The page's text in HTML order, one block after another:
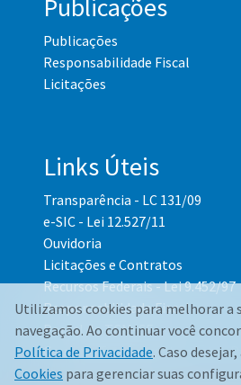
Publicações
Publicações
Responsabilidade Fiscal
Licitações
Links Úteis
Transparência - LC 131/09
e-SIC - Lei 12.527/11
Ouvidoria
Licitações e Contratos
Recursos Federais - Lei 9.452/97
Responsabilidade Fiscal
Portal do TCM-CE
Governo Transparente - Setor
Utilizamos cookies para melhorar a
navegação. Ao continuar você
Política de Privacidade. Caso desejar,
Cookies para gerenciar suas